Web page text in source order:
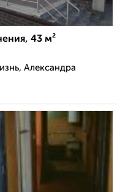
43 м²
Александра